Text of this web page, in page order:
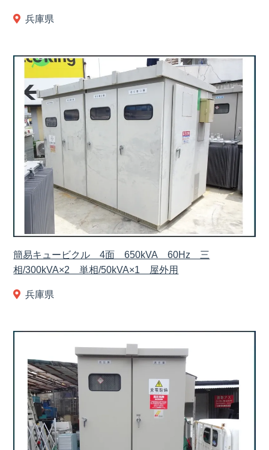
兵庫県
簡易キュービクル 4面 650kVA 60Hz 三
相/300kVA×2 単相/50kVA×1 屋外用
兵庫県